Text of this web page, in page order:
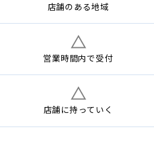
店舗の ある地域
営業時間内で受付
店舗に持っていく